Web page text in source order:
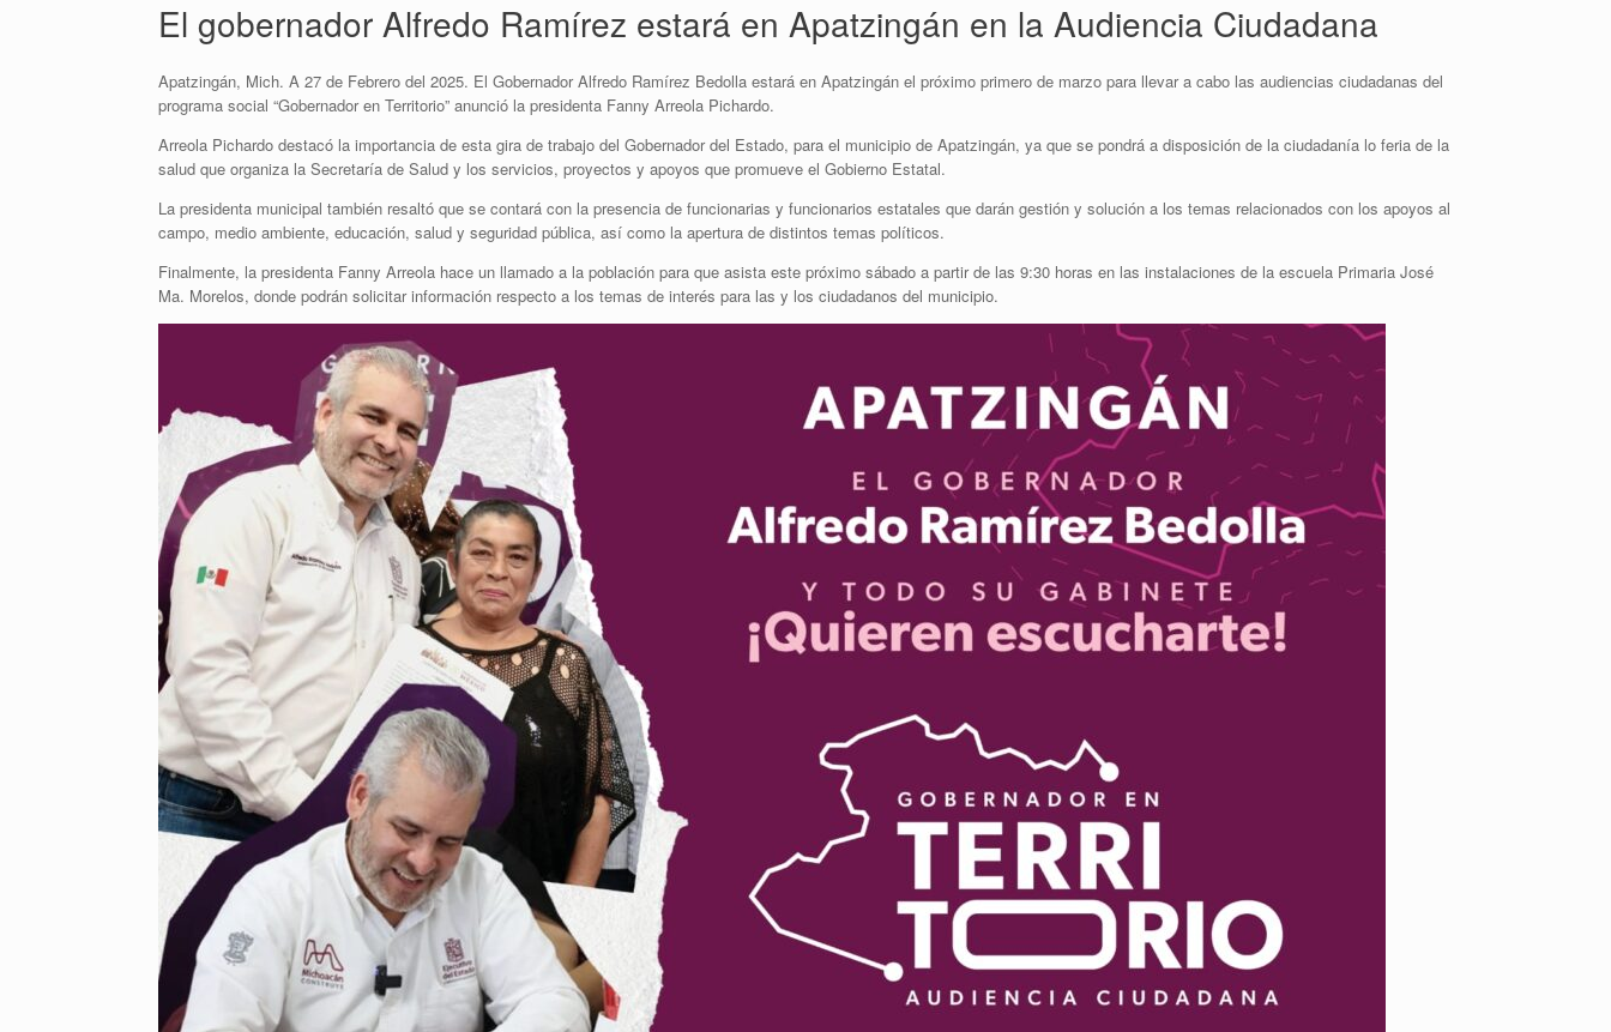
El gobernador Alfredo Ramírez estará en Apatzingán en la Audiencia Ciudadana
Apatzingán, Mich. A 27 de Febrero del 2025. El Gobernador Alfredo Ramírez Bedolla estará en Apatzingán el próximo primero de marzo para llevar a cabo las audiencias ciudadanas del
programa social “Gobernador en Territorio” anunció la presidenta Fanny Arreola Pichardo.
Arreola Pichardo destacó la importancia de esta gira de trabajo del Gobernador del Estado, para el municipio de Apatzingán, ya que se pondrá a disposición de la ciudadanía lo feria de la
salud que organiza la Secretaría de Salud y los servicios, proyectos y apoyos que promueve el Gobierno Estatal.
La presidenta municipal también resaltó que se contará con la presencia de funcionarias y funcionarios estatales que darán gestión y solución a los temas relacionados con los apoyos al
campo, medio ambiente, educación, salud y seguridad pública, así como la apertura de distintos temas políticos.
Finalmente, la presidenta Fanny Arreola hace un llamado a la población para que asista este próximo sábado a partir de las 9:30 horas en las instalaciones de la escuela Primaria José
Ma. Morelos, donde podrán solicitar información respecto a los temas de interés para las y los ciudadanos del municipio.